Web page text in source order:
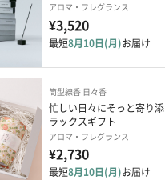
アロマ・フレグランス
¥3,520
最短8月10日(月)お届け
筒型線香 日々香
忙しい日々にそっと寄り
ラックスギフト
アロマ・フレグランス
¥2,730
最短8月10日(月)お届け